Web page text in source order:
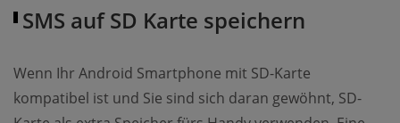
SMS auf SD Karte speichern
Wenn Ihr Android Smartphone mit SD-Karte
kompatibel ist und Sie sind sich daran gewöhnt, SD-